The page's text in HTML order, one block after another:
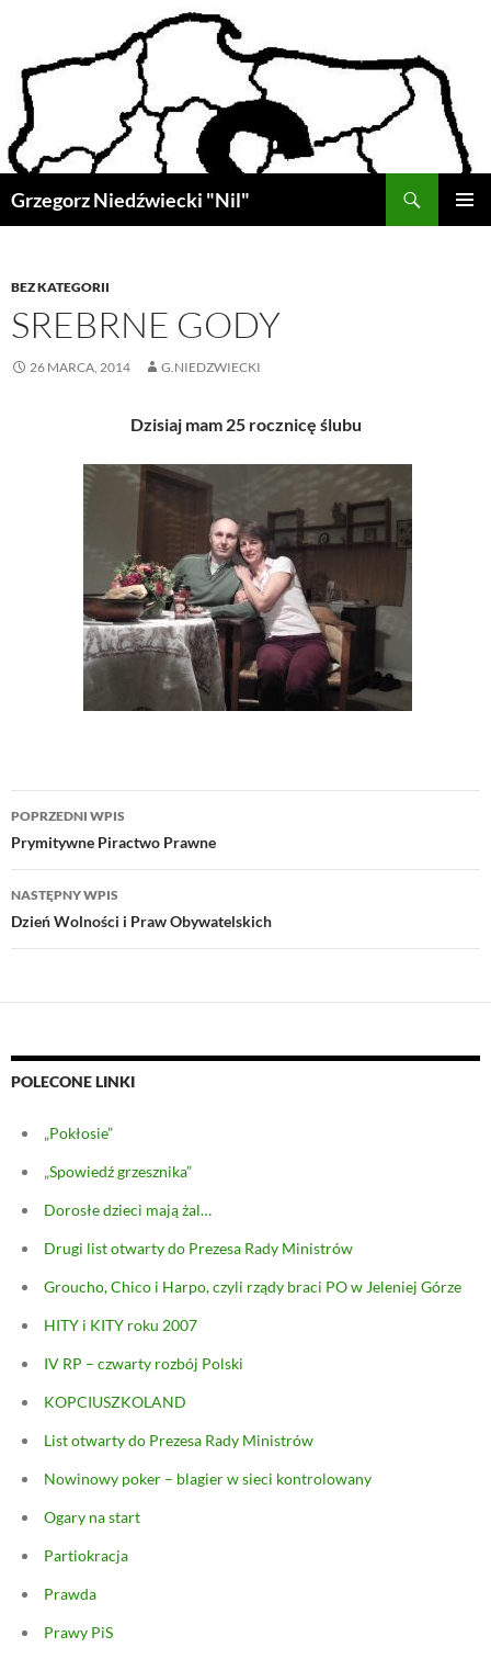
treści
Grzegorz Niedźwiecki "Nil"
BEZ KATEGORII
SREBRNE GODY
26 MARCA, 2014 G.NIEDZWIECKI
Dzisiaj mam 25 rocznicę ślubu
Nawigacja
wpisu
POPRZEDNI WPIS
Prymitywne Piractwo Prawne
NASTĘPNY WPIS
Dzień Wolności i Praw Obywatelskich
POLECONE LINKI
„Pokłosie”
„Spowiedź grzesznika”
Dorosłe dzieci mają żal…
Drugi list otwarty do Prezesa Rady Ministrów
Groucho, Chico i Harpo, czyli rządy braci PO w Jeleniej Górze
HITY i KITY roku 2007
IV RP – czwarty rozbój Polski
KOPCIUSZKOLAND
List otwarty do Prezesa Rady Ministrów
Nowinowy poker – blagier w sieci kontrolowany
Ogary na start
Partiokracja
Prawda
Prawy PiS